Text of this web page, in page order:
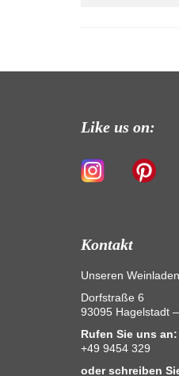
Like us on:
Kontakt
Unseren
Dorfstraße 6
93095 Hagelstadt
Rufen Sie uns an:
+49 9454 329
oder schreiben